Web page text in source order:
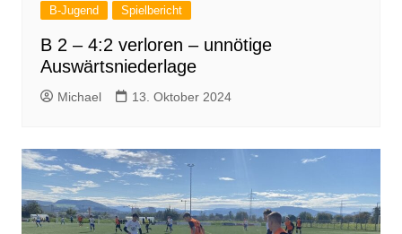
B-Jugend Spielbericht
B 2 – 4:2 verloren – unnötige
Auswärtsniederlage
Michael 13. Oktober 2024